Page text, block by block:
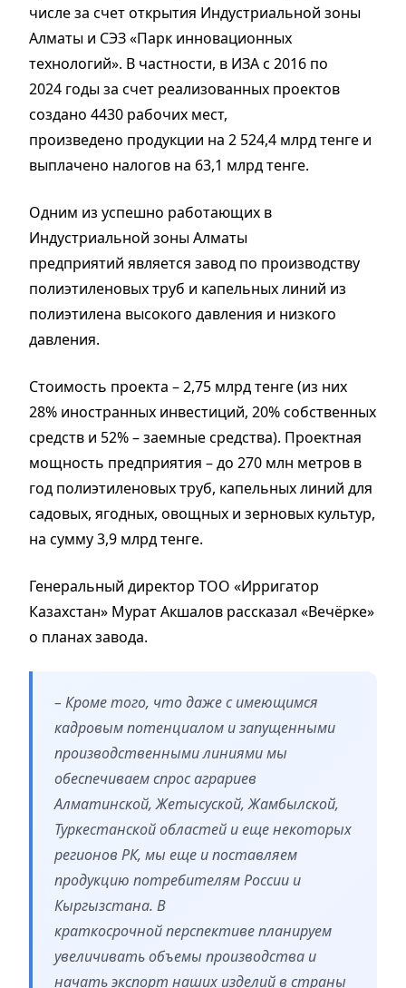
числе за счет открытия Индустриальной зоны
Алматы и СЭЗ «Парк инновационных
технологий». В частности, в ИЗА с 2016 по
2024 годы за счет реализованных проектов
создано 4430 рабочих мест,
произведено продукции на 2 524,4 млрд тенге и
выплачено налогов на 63,1 млрд тенге.
Одним из успешно работающих в
Индустриальной зоны Алматы
предприятий является завод по производству
полиэтиленовых труб и капельных линий из
полиэтилена высокого давления и низкого
давления.
Стоимость проекта – 2,75 млрд тенге (из них
28% иностранных инвестиций, 20% собственных
средств и 52% – заемные средства). Проектная
мощность предприятия – до 270 млн метров в
год полиэтиленовых труб, капельных линий для
садовых, ягодных, овощных и зерновых культур,
на сумму 3,9 млрд тенге.
Генеральный директор ТОО «Ирригатор
Казахстан» Мурат Акшалов рассказал «Вечёрке»
о планах завода.
– Кроме того, что даже с имеющимся
кадровым потенциалом и запущенными
производственными линиями мы
обеспечиваем спрос аграриев
Алматинской, Жетысуской, Жамбылской,
Туркестанской областей и еще некоторых
регионов РК, мы еще и поставляем
продукцию потребителям России и
Кыргызстана. В
краткосрочной перспективе планируем
увеличивать объемы производства и
начать экспорт наших изделий в страны